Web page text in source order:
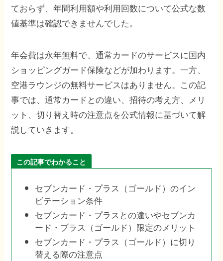
ておらず、年間利用額や利用回数について公式な数
値基準は確認できませんでした。
年会費は永年無料で、通常カードのサービスに国内
ショッピングガード保険などが加わります。一方、
空港ラウンジの無料サービスはありません。この記
事では、通常カードとの違い、招待の考え方、メリ
ット、切り替え時の注意点を公式情報に基づいて解
説していきます。
この記事でわかること
セブンカード・プラス（ゴールド）のイン
ビテーション条件
セブンカード・プラスとの違いやセブンカ
ード・プラス（ゴールド）限定のメリット
セブンカード・プラス（ゴールド）に切り
替える際の注意点